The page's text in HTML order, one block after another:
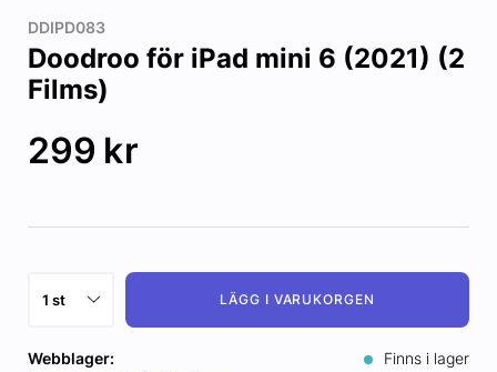
DDIPD083
Doodroo för iPad mini 6 (2021) (2
Films)
299 kr
LÄGG I VARUKORGEN
Webblager:
Finns i lager